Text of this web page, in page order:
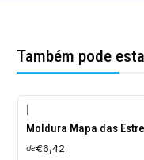
Também pode
Moldura Mapa das
de€6,42